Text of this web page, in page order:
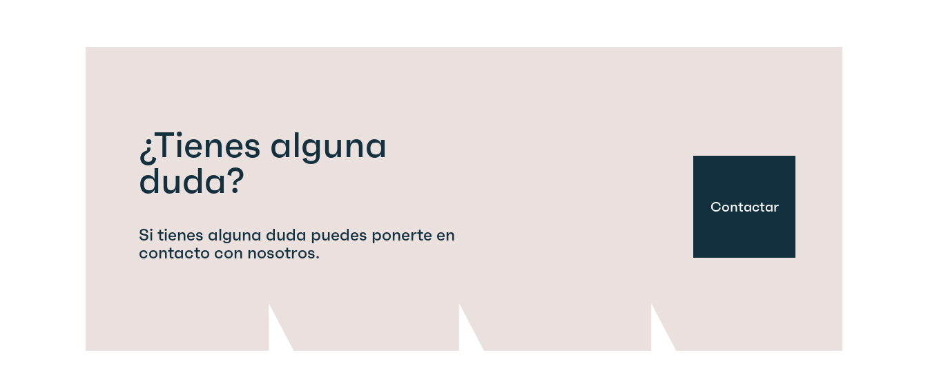
¿Tienes alguna
duda?
Si tienes alguna duda puedes ponerte en
contacto con nosotros.
Contactar